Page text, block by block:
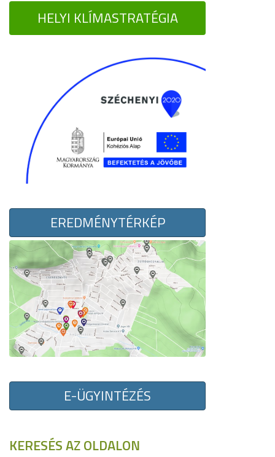
HELYI KLÍMASTRATÉGIA
EREDMÉNYTÉRKÉP
E-ÜGYINTÉZÉS
KERESÉS AZ OLDALON